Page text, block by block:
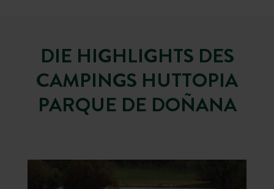
DIE HIGHLIGHTS DES
CAMPINGS HUTTOPIA
PARQUE DE DOÑANA